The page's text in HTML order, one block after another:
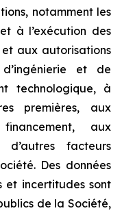
notamment les
à l’exécution des
et aux autorisations
et de
technologique, à
premières, aux
aux
facteurs
Des données
et incertitudes sont
de la Société,